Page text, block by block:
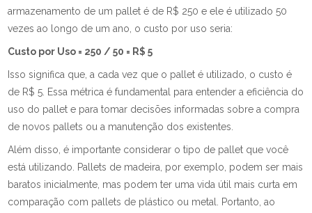
armazenamento de um pallet é de R$ 250 e ele é utilizado 50
vezes ao longo de um ano, o custo por uso seria:
Custo por Uso = 250 / 50 = R$ 5
Isso significa que, a cada vez que o pallet é utilizado, o custo é
de R$ 5. Essa métrica é fundamental para entender a eficiência do
uso do pallet e para tomar decisões informadas sobre a compra
de novos pallets ou a manutenção dos existentes.
Além disso, é importante considerar o tipo de pallet que você
está utilizando. Pallets de madeira, por exemplo, podem ser mais
baratos inicialmente, mas podem ter uma vida útil mais curta em
comparação com pallets de plástico ou metal. Portanto, ao